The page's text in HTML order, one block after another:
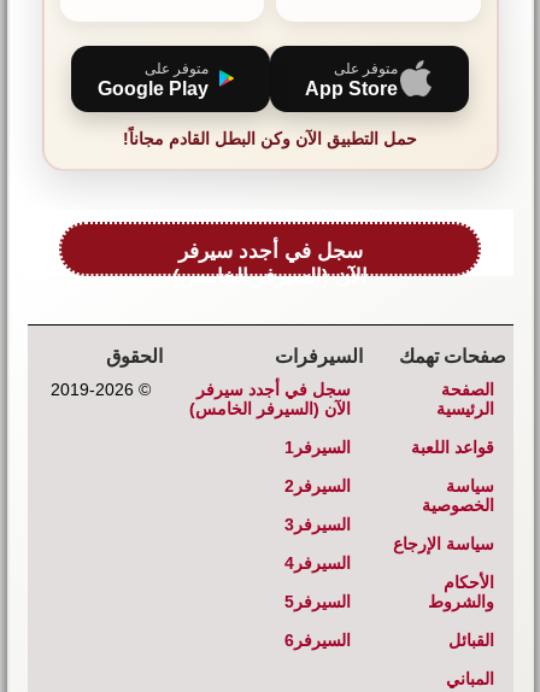
متوفر على
App Store
متوفر على
Google Play
حمل التطبيق الآن وكن البطل القادم مجاناً!
سجل في أجدد سيرفر
الآن (السيرفر الخامس)
صفحات تهمك
الصفحة
الرئيسية
قواعد اللعبة
سياسة
الخصوصية
سياسة الإرجاع
الأحكام
والشروط
القبائل
المباني
السيرفرات
سجل في أجدد سيرفر
الآن (السيرفر الخامس)
السيرفر1
السيرفر2
السيرفر3
السيرفر4
السيرفر5
السيرفر6
الحقوق
© 2019-2026